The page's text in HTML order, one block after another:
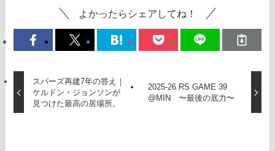
よかったらシェアしてね！
スパーズ再建7年の答え｜
ケルドン・ジョンソンが
見つけた最高の居場所。
2025-26 RS GAME 39
@MIN 〜最後の底力〜